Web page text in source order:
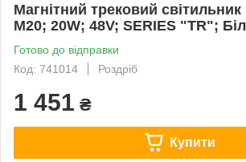
Магнітний трековий
M20; 20W; 48V; SERIES "TR";
Готово до відправки
Код: 741014
Роздріб
1 451 ₴
Купити